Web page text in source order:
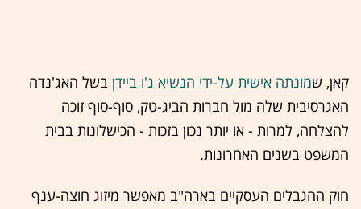
קאן, שמונתה אישית על-ידי הנשיא ג'ו ביידן בשל האג'נדה
האגרסיבית שלה מול חברות הביג-טק, סוף-סוף זוכה
להצלחה, למרות - או יותר נכון בזכות - הכישלונות בבית
המשפט בשנים האחרונות.
חוק ההגבלים העסקיים בארה"ב מאפשר מיזוג חוצה-ענף